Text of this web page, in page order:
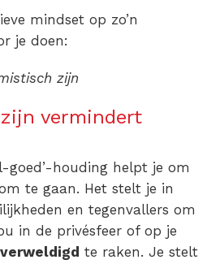
mindset op zo’n
je doen:
zijn
vermindert
goed’-houding helpt je om
te gaan. Het stelt je in
en tegenvallers om
in de privésfeer of op je
te raken. Je stelt